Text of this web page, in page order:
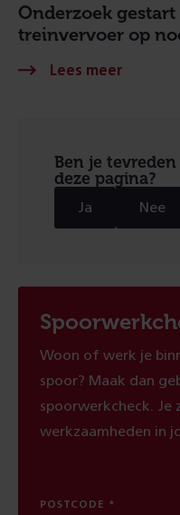
Onderzoek
treinvervoer op
Ben je
deze pagina?
Ja Nee
Woon of werk je
spoor? Maak dan
spoorwerkcheck.
werkzaamheden in
POSTCODE